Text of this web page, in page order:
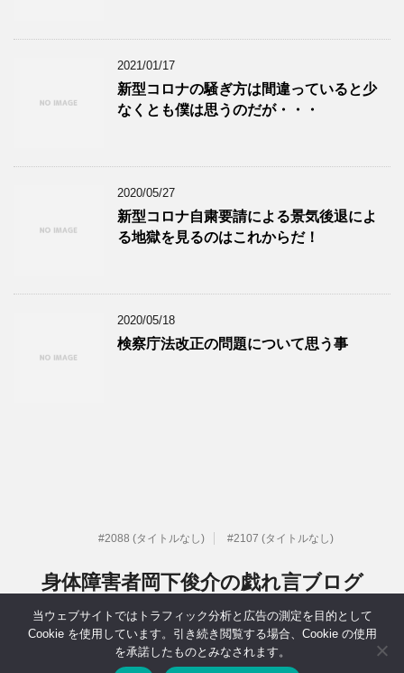
2021/01/17
新型コロナの騒ぎ方は間違っていると少
なくとも僕は思うのだが・・・
2020/05/27
新型コロナ自粛要請による景気後退によ
る地獄を見るのはこれからだ！
2020/05/18
検察庁法改正の問題について思う事
#2088 (タイトルなし) #2107 (タイトルなし)
身体障害者岡下俊介の戯れ言ブログ
元IT系社長だった身体障害者岡下俊介の戯れ言ブログ
Copyright© 身体障害者岡下俊介の戯れ言ブログ , 2026 All Rights
当ウェブサイトではトラフィック分析と広告の測定を目的として
Cookie を使用しています。引き続き閲覧する場合、Cookie の使用
を承諾したものとみなされます。